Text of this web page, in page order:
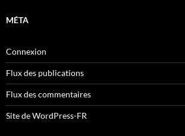
MÉTA
Connexion
Flux des publications
Flux des commentaires
Site de WordPress-FR